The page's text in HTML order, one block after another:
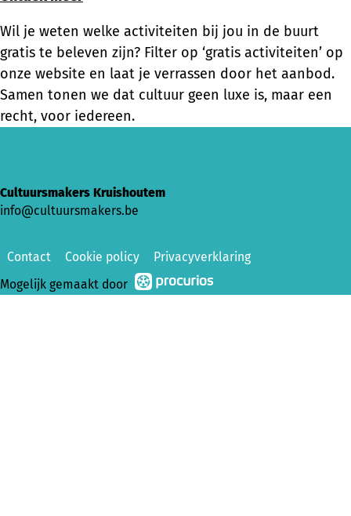
Wil je weten welke activiteiten bij jou in de buurt
gratis te beleven zijn? Filter op ‘gratis activiteiten’ op
onze website en laat je verrassen door het aanbod.
Samen tonen we dat cultuur geen luxe is, maar een
recht, voor iedereen.
Cultuursmakers Kruishoutem
info@cultuursmakers.be
Contact Cookie policy
Privacyverklaring
Mogelijk gemaakt door